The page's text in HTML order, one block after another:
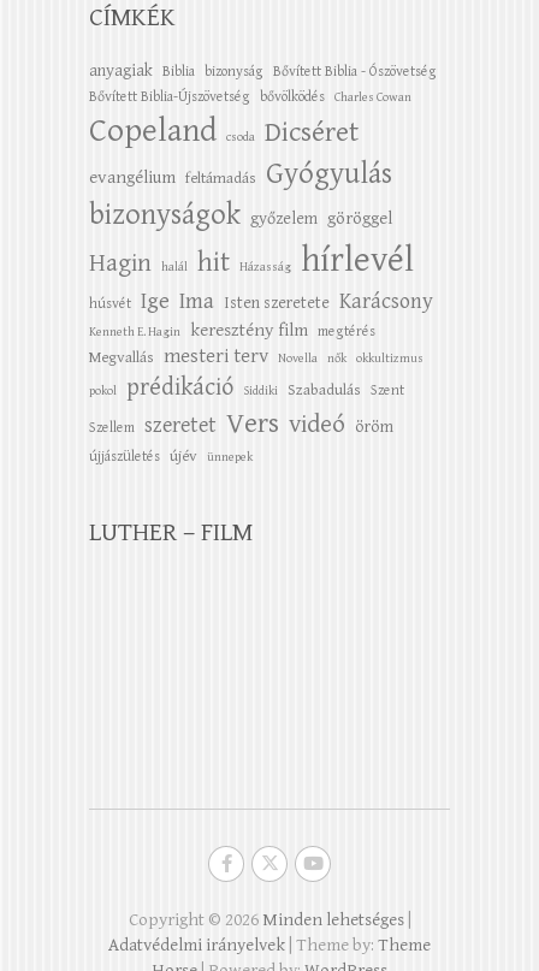
CÍMKÉK
anyagiak Biblia bizonyság
Bővített Biblia - Ószövetség
Bővített Biblia-Újszövetség
bővölködés Charles Cowan
Copeland csoda Dicséret
evangélium feltámadás
Gyógyulás
bizonyságok győzelem göröggel
Hagin halál hit Házasság hírlevél
húsvét Ige Ima Isten szeretete Karácsony
Kenneth E. Hagin keresztény film megtérés
Megvallás mesteri terv Novella nők okkultizmus
pokol prédikáció Siddiki Szabadulás Szent
Szellem szeretet Vers videó öröm
újjászületés újév ünnepek
LUTHER – FILM
Copyright © 2026 Minden lehetséges|
Adatvédelmi irányelvek | Theme by: Theme